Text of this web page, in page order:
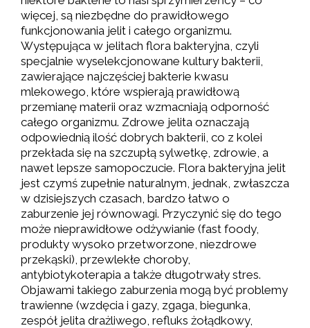
więcej, są niezbędne do prawidłowego
funkcjonowania jelit i całego organizmu.
Występująca w jelitach flora bakteryjna, czyli
specjalnie wyselekcjonowane kultury bakterii,
zawierające najczęściej bakterie kwasu
mlekowego, które wspierają prawidłową
przemianę materii oraz wzmacniają odporność
całego organizmu. Zdrowe jelita oznaczają
odpowiednią ilość dobrych bakterii, co z kolei
przekłada się na szczupłą sylwetkę, zdrowie, a
nawet lepsze samopoczucie. Flora bakteryjna jelit
jest czymś zupełnie naturalnym, jednak, zwłaszcza
w dzisiejszych czasach, bardzo łatwo o
zaburzenie jej równowagi. Przyczynić się do tego
może nieprawidłowe odżywianie (fast foody,
produkty wysoko przetworzone, niezdrowe
przekąski), przewlekłe choroby,
antybiotykoterapia a także długotrwały stres.
Objawami takiego zaburzenia mogą być problemy
trawienne (wzdęcia i gazy, zgaga, biegunka,
zespół jelita drażliwego, refluks żołądkowy,